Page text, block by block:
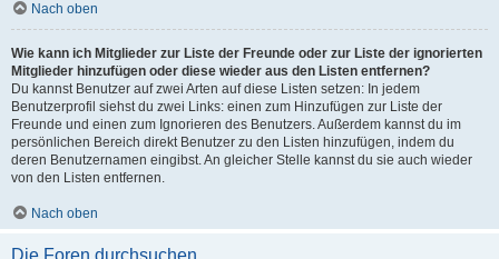
Nach oben
Wie kann ich Mitglieder zur Liste der Freunde oder zur Liste der ignorierten
Mitglieder hinzufügen oder diese wieder aus den Listen entfernen?
Du kannst Benutzer auf zwei Arten auf diese Listen setzen: In jedem
Benutzerprofil siehst du zwei Links: einen zum Hinzufügen zur Liste der
Freunde und einen zum Ignorieren des Benutzers. Außerdem kannst du im
persönlichen Bereich direkt Benutzer zu den Listen hinzufügen, indem du
deren Benutzernamen eingibst. An gleicher Stelle kannst du sie auch wieder
von den Listen entfernen.
Nach oben
Die Foren durchsuchen